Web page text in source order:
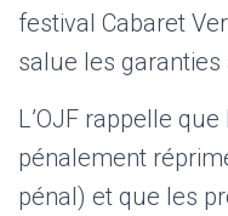
festival Cabaret
salue les garanties
L’OJF rappelle
pénalement
pénal) et que les